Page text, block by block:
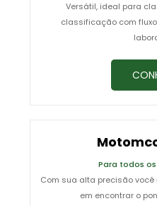
Versátil, ideal para
classificação com
Para todos
Com sua alta precisão
em encontrar o